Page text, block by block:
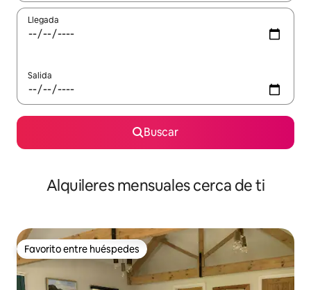
Llegada
Salida
Buscar
Alquileres mensuales cerca de ti
Favorito entre huéspedes
Favorito entre huéspedes